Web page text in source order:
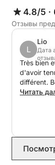
поездку
открытию
Шлюпка
лучше
детей.
4.8/5 ·
Отзывы
L
Lio
Дата
Très bien
d'avoir
Читать